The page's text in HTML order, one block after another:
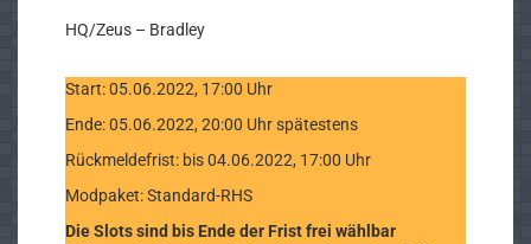
HQ/Zeus – Bradley
Start: 05.06.2022, 17:00 Uhr
Ende: 05.06.2022, 20:00 Uhr spätestens
Rückmeldefrist: bis 04.06.2022, 17:00 Uhr
Modpaket: Standard-RHS
Die Slots sind bis Ende der Frist frei wählbar